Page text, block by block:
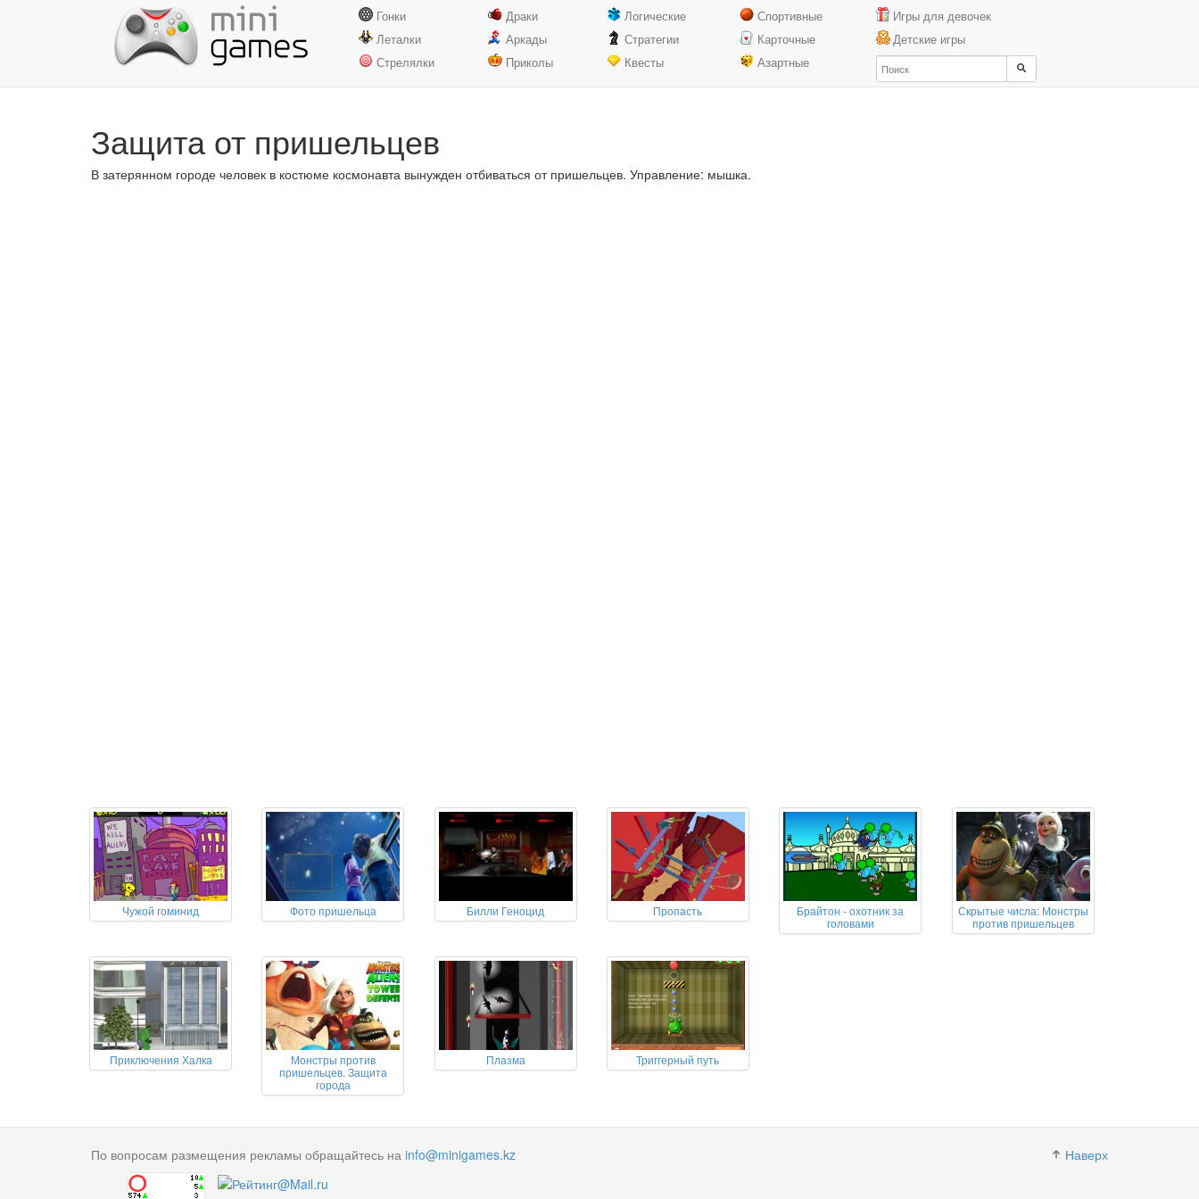
Гонки
Леталки
Стрелялки
Драки
Аркады
Приколы
Логические
Стратегии
Квесты
Спортивные
Карточные
Азартные
Игры для девочек
Детские игры
Защита от пришельцев
В затерянном городе человек в костюме космонавта вынужден отбиваться от пришельцев. Управление: мышка.
Чужой гоминид Фото пришельца Билли Геноцид Пропасть
Брайтон - охотник за
головами
Скрытые числа: Монстры
против пришельцев
Приключения Халка
Монстры против
пришельцев. Защита
города
Плазма Триггерный путь
Наверх
По вопросам размещения рекламы обращайтесь на info@minigames.kz